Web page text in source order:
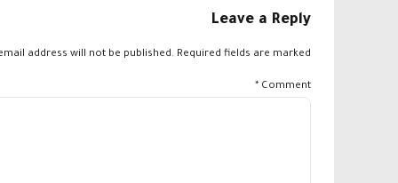
Leave a Reply
address will not be published. Required fields are marked *
Comment
*